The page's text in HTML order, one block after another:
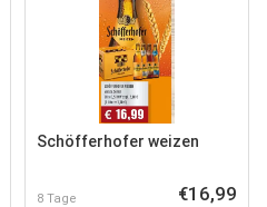
Schöfferhofer weizen
8 Tage €16,99